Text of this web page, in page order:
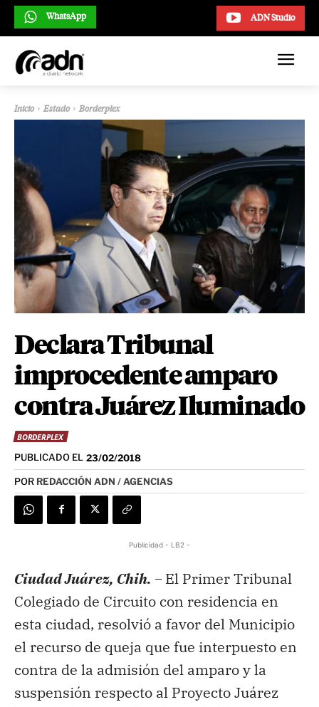
ADN Studio
WhatsApp
Inicio Estado Borderplex
Declara Tribunal
improcedente amparo
contra Juárez Iluminado
BORDERPLEX
PUBLICADO EL 23/02/2018
POR REDACCIÓN ADN / AGENCIAS
Publicidad - LB2 -
Ciudad Juárez, Chih. –El Primer Tribunal
Colegiado de Circuito con residencia en
esta ciudad, resolvió a favor del Municipio
el recurso de queja que fue interpuesto en
contra de la admisión del amparo y la
suspensión respecto al Proyecto Juárez